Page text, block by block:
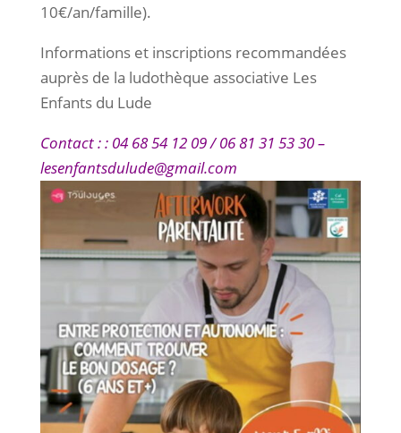
10€/an/famille).
Informations et inscriptions recommandées
auprès de la ludothèque associative Les
Enfants du Lude
Contact : : 04 68 54 12 09 / 06 81 31 53 30 –
lesenfantsdulude@gmail.com